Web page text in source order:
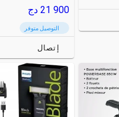
21 900 دج
التوصيل متوفر
إتصال